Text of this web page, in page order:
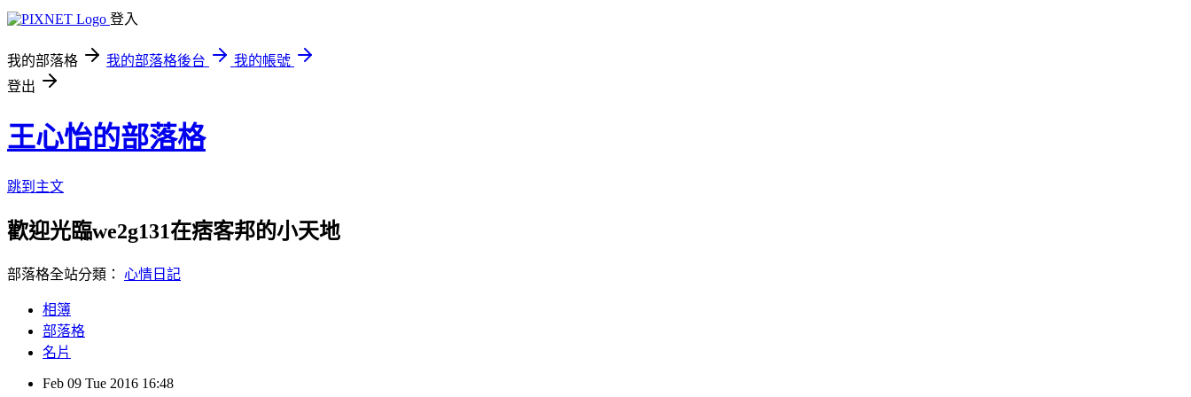
登入
我的部落格 我的部落格後台
我的帳號
登出
王心怡的部落格
跳到主文
歡迎光臨we2g131在痞客邦的小天地
部落格全站分類： 心情日記
相簿
部落格
名片
Feb 09 Tue 2016 16:48